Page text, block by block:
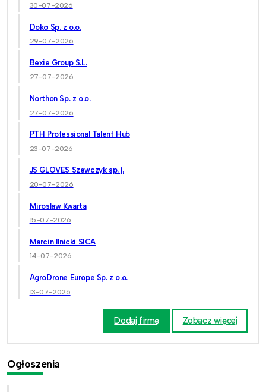
30-07-2026
Doko Sp. z o.o.
29-07-2026
Bexie Group S.L.
27-07-2026
Northon Sp. z o.o.
27-07-2026
PTH Professional Talent Hub
23-07-2026
JS GLOVES Szewczyk sp. j.
20-07-2026
Mirosław Kwarta
15-07-2026
Marcin Ilnicki SICA
14-07-2026
AgroDrone Europe Sp. z o.o.
13-07-2026
Dodaj firmę Zobacz więcej
Ogłoszenia